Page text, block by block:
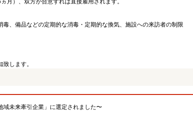
月）、双方が合意すれば直接雇用されます。
、備品などの定期的な消毒・定期的な換気、施設への来訪者の制限
します。
域未来牽引企業」に選定されました〜